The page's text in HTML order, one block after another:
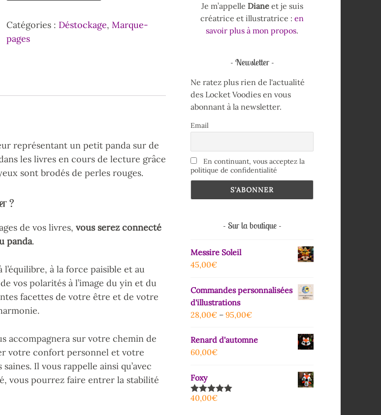
Catégories : Déstockage, Marque-
pages
représentant un petit panda sur de
les livres en cours de lecture grâce
sont brodés de perles rouges.
?
de vos livres, vous serez connecté
panda.
à la force paisible et au
vos polarités à l’image du yin et du
facettes de votre être et de votre
accompagnera sur votre chemin de
votre confort personnel et votre
Il vous rappelle ainsi qu’avec
vous pourrez faire entrer la stabilité
Je m’appelle Dianeet je suis
créatrice et illustratrice : en
savoir plus à mon propos.
Newsletter
Ne ratez plus rien de l'actualité
des Locket Voodies en vous
abonnant à la newsletter.
Email
En continuant, vous acceptez la
politique de confidentialité
Sur la boutique
Messire Soleil
45,00€
Commandes personnalisées
d'illustrations
28,00€ – 95,00€
Renard d'automne
60,00€
Foxy
Note5.00
40,00€